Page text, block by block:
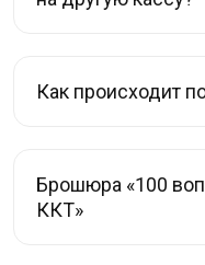
Как происходит
Брошюра «100
ККТ»